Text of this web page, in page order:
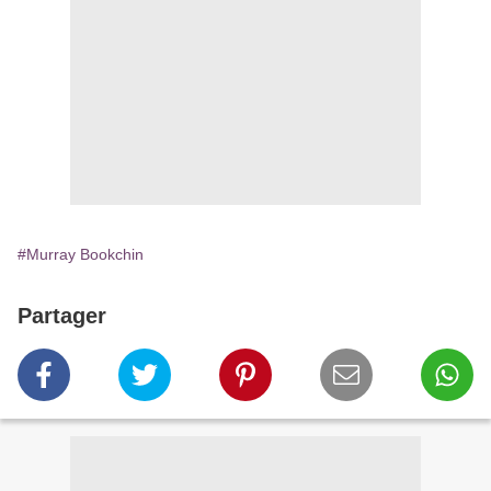
#Murray Bookchin
Partager